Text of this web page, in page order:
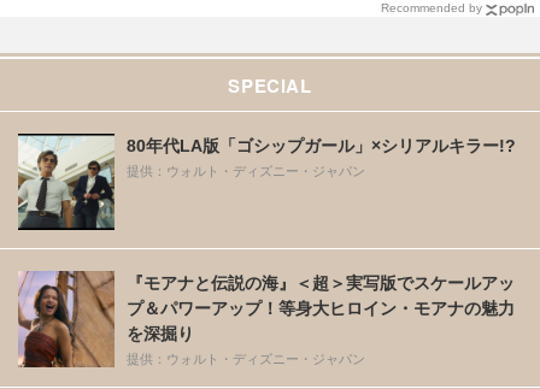
Recommended by
SPECIAL
80年代LA版「ゴシップガール」×シリアルキラー!?
提供：ウォルト・ディズニー・ジャパン
『モアナと伝説の海』＜超＞実写版でスケールアッ
プ＆パワーアップ！等身大ヒロイン・モアナの魅力
を深掘り
提供：ウォルト・ディズニー・ジャパン